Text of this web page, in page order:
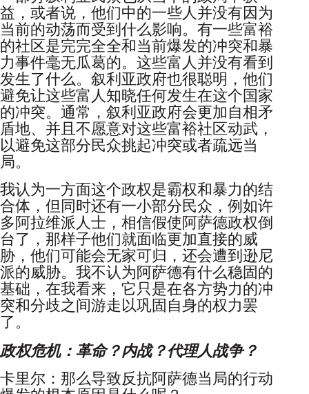
益，或者说，他们中的一些人并没有因为
当前的动荡而受到什么影响。有一些富裕
的社区是完完全全和当前爆发的冲突和暴
力事件毫无瓜葛的。这些富人并没有看到
发生了什么。叙利亚政府也很聪明，他们
避免让这些富人知晓任何发生在这个国家
的冲突。通常，叙利亚政府会更加自相矛
盾地、并且不愿意对这些富裕社区动武，
以避免这部分民众挑起冲突或者疏远当
局。
我认为一方面这个政权是霸权和暴力的结
合体，但同时还有一小部分民众，例如许
多阿拉维派人士，相信假使阿萨德政权倒
台了，那样子他们就面临更加直接的威
胁，他们可能会无家可归，还会遭到逊尼
派的威胁。我不认为阿萨德有什么稳固的
基础，在我看来，它只是在各方势力的冲
突和分歧之间游走以巩固自身的权力罢
了。
政权危机：革命？内战？代理人战争？
卡里尔：那么导致反抗阿萨德当局的行动